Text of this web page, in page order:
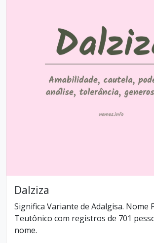
Dalziza
Significa Variante de Adalgisa. Nome
Teutônico com registros de 701
nome.